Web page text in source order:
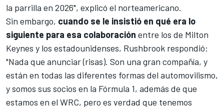
la parrilla en 2026", explicó el norteamericano.
Sin embargo, cuando se le insistió en qué era lo
siguiente para esa colaboración entre los de Milton
Keynes y los estadounidenses, Rushbrook respondió:
"Nada que anunciar (risas). Son una gran compañía, y
están en todas las diferentes formas del automovilismo,
y somos sus socios en la Fórmula 1, además de que
estamos en el WRC, pero es verdad que tenemos